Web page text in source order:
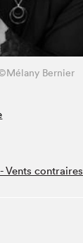
Bernier
Vents contraires